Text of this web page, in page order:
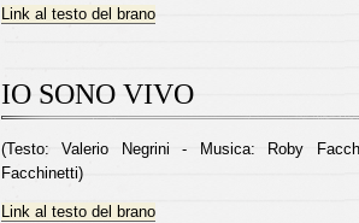
Link al testo del brano
IO SONO VIVO
(Testo: Valerio Negrini - Musica: Roby
Facchinetti)
Link al testo del brano